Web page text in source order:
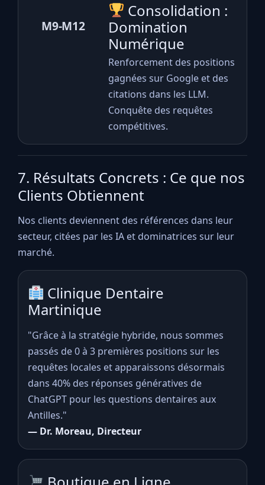
M9-M12
Consolidation :
Domination
Numérique
Renforcement des positions
gagnées sur Google et des
citations dans les LLM.
Conquête des requêtes
compétitives.
7. Résultats Concrets : Ce que nos
Clients Obtiennent
Nos clients deviennent des références dans leur
secteur, citées par les IA et dominatrices sur leur
marché.
Clinique Dentaire
Martinique
"Grâce à la stratégie hybride, nous sommes
passés de 0 à 3 premières positions sur les
requêtes locales et apparaissons désormais
dans 40% des réponses génératives de
ChatGPT pour les questions dentaires aux
Antilles."
— Dr. Moreau, Directeur